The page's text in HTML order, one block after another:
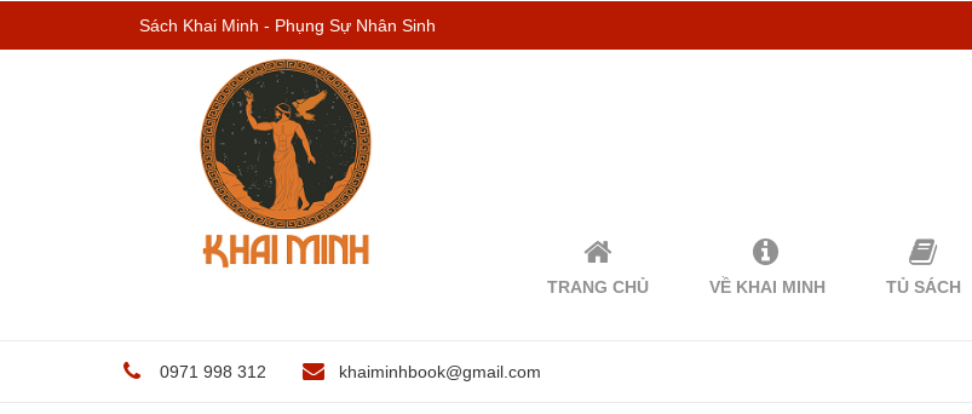
Sách Khai Minh - Phụng Sự Nhân Sinh
TRANG CHỦ VỀ KHAI MINH TỦ SÁCH
0971 998 312 khaiminhbook@gmail.com